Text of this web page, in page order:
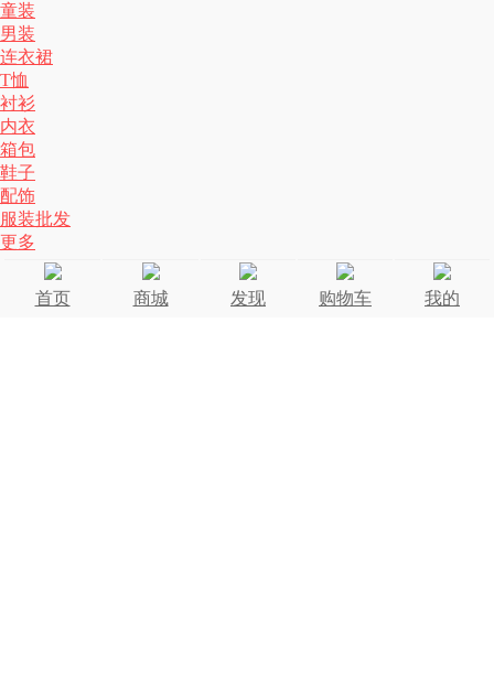
童装
男装
连衣裙
T恤
衬衫
内衣
箱包
鞋子
配饰
服装批发
更多
首页 商城 发现 购物车 我的